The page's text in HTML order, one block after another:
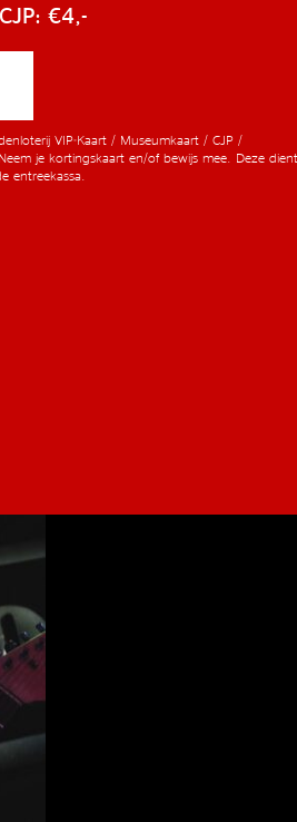
€4,-
VIP-Kaart / Museumkaart / CJP /
je kortingskaart en/of bewijs mee. Deze dient
entreekassa.